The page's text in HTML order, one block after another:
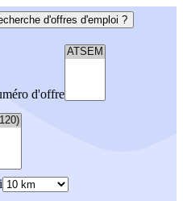
d'offres d'emploi ?
d'offre